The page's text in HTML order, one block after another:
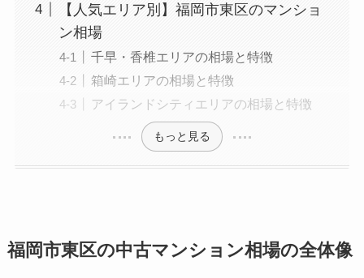
【人気エリア別】福岡市東区のマンショ
ン相場
千早・香椎エリアの相場と特徴
箱崎エリアの相場と特徴
アイランドシティエリアの相場と特徴
もっと見る
福岡市東区の中古マンション相場の全体像